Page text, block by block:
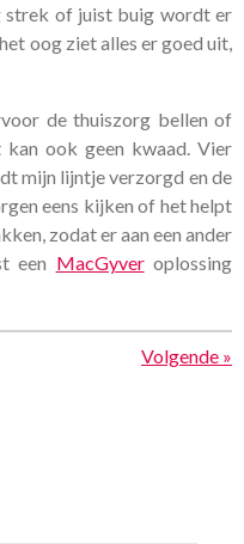
strek of juist buig wordt er
oog ziet alles er goed uit,
de thuiszorg bellen of
ook geen kwaad. Vier
mijn lijntje verzorgd en de
eens kijken of het helpt
zodat er aan een ander
een MacGyveroplossing
Volgende »